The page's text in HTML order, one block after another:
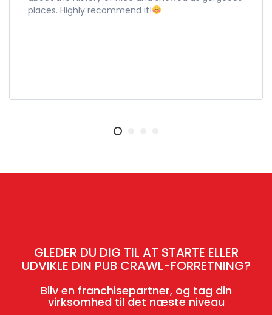
places. Highly recommend it!
GLEDER DU DIG TIL AT STARTE ELLER
UDVIKLE DIN PUB CRAWL-FORRETNING?
Bliv en franchisepartner, og tag din
virksomhed til det næste niveau